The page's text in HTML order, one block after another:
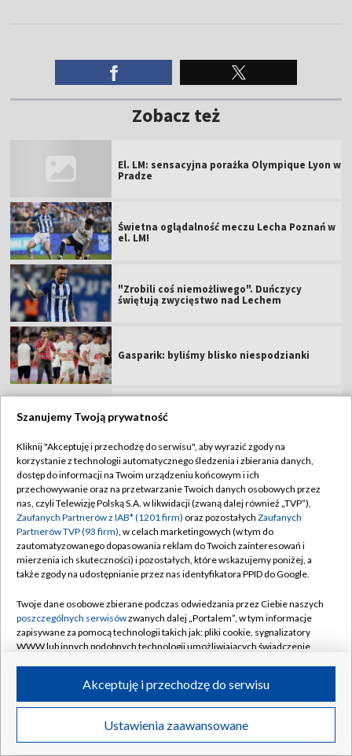
Transmisje Wideo
Zobacz też
El. LM: sensacyjna porażka Olympique Lyon w
Pradze
Świetna oglądalność meczu Lecha Poznań w
el. LM!
"Zrobili coś niemożliwego". Duńczycy
świętują zwycięstwo nad Lechem
Gasparik: byliśmy blisko niespodzianki
"Po raz kolejny daliśmy się nabrać".
TYLKO U NAS
"Daliśmy ciała". Mocny głos z Lecha po
katastrofie
TYLKO U NAS
Trener Duńczyków ocenił wygraną z Lechem.
"Wybitny występ"
Grobowa atmosfera w Lechu. "Ból jest
ogromny. Nienawidzę tego"
Dobry występ Górnika w starciu z gigantem.
Szanujemy Twoją prywatność
Kliknij "Akceptuję i przechodzę do serwisu", aby wyrazić zgody na
korzystanie z technologii automatycznego śledzenia i zbierania danych,
dostęp do informacji na Twoim urządzeniu końcowym i ich
przechowywanie oraz na przetwarzanie Twoich danych osobowych przez
nas, czyli Telewizję Polską S.A. w likwidacji (zwaną dalej również „TVP”),
Zaufanych Partnerów z IAB* (1201 firm) oraz pozostałych Zaufanych
Partnerów TVP (93 firm), w celach marketingowych (w tym do
zautomatyzowanego dopasowania reklam do Twoich zainteresowań i
mierzenia ich skuteczności) i pozostałych, które wskazujemy poniżej, a
także zgody na udostępnianie przez nas identyfikatora PPID do Google.
Twoje dane osobowe zbierane podczas odwiedzania przez Ciebie naszych
poszczególnych serwisówzwanych dalej „Portalem”, w tym informacje
zapisywane za pomocą technologii takich jak: pliki cookie, sygnalizatory
WWW lub innych podobnych technologii umożliwiających świadczenie
ruchu w Internecie.
Twoje dane osobowe zbierane podczas odwiedzania przez Ciebie
poszczególnych serwisówna Portalu, takie jak adresy IP, identyfikatory
Ustawienia zaawansowane
Akceptuję i przechodzę do serwisu